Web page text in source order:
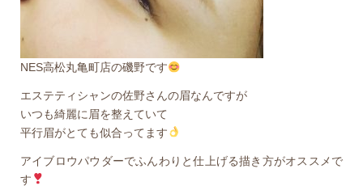
NES高松丸亀町店の磯野です
エステティシャンの佐野さんの眉なんですが
いつも綺麗に眉を整えていて
平行眉がとても似合ってます
アイブロウパウダーでふんわりと仕上げる描き方がオススメで
す